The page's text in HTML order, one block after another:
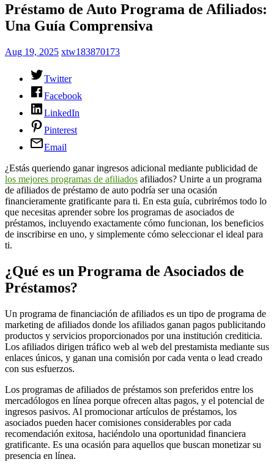
Préstamo de Auto Programa de Afiliados:
Una Guía Comprensiva
Aug 19, 2025 xtw183870173
Twitter
Facebook
LinkedIn
Pinterest
Email
¿Estás queriendo ganar ingresos adicional mediante publicidad de
los mejores programas de afiliados afiliados? Unirte a un programa
de afiliados de préstamo de auto podría ser una ocasión
financieramente gratificante para ti. En esta guía, cubrirémos todo lo
que necesitas aprender sobre los programas de asociados de
préstamos, incluyendo exactamente cómo funcionan, los beneficios
de inscribirse en uno, y simplemente cómo seleccionar el ideal para
ti.
¿Qué es un Programa de Asociados de
Préstamos?
Un programa de financiación de afiliados es un tipo de programa de
marketing de afiliados donde los afiliados ganan pagos publicitando
productos y servicios proporcionados por una institución crediticia.
Los afiliados dirigen tráfico web al web del prestamista mediante sus
enlaces únicos, y ganan una comisión por cada venta o lead creado
con sus esfuerzos.
Los programas de afiliados de préstamos son preferidos entre los
mercadólogos en línea porque ofrecen altas pagos, y el potencial de
ingresos pasivos. Al promocionar artículos de préstamos, los
asociados pueden hacer comisiones considerables por cada
recomendación exitosa, haciéndolo una oportunidad financiera
gratificante. Es una ocasión para aquellos que buscan monetizar su
presencia en línea.